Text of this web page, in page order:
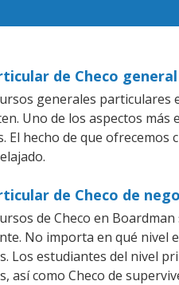
de Checo
generales particulares
Uno de los aspectos
El hecho de que ofrecemos
de Checo de
de Checo en
No importa en qué nivel
Los estudiantes del nivel
así como Checo de